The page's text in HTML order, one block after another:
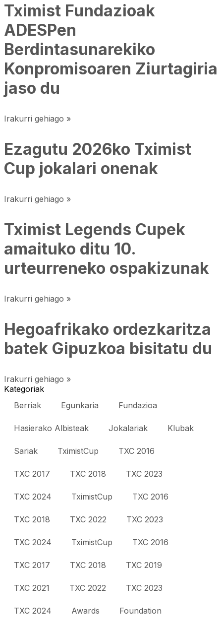
Tximist Fundazioak
ADESPen
Berdintasunarekiko
Konpromisoaren Ziurtagiria
jaso du
Irakurri gehiago »
Ezagutu 2026ko Tximist
Cup jokalari onenak
Irakurri gehiago »
Tximist Legends Cupek
amaituko ditu 10.
urteurreneko ospakizunak
Irakurri gehiago »
Hegoafrikako ordezkaritza
batek Gipuzkoa bisitatu du
Irakurri gehiago »
Kategoriak
Berriak
Egunkaria Fundazioa
Hasierako Albisteak Jokalariak Klubak
Sariak TximistCup TXC 2016
TXC 2017 TXC 2018 TXC 2023
TXC 2024 TximistCup TXC 2016
TXC 2018 TXC 2022 TXC 2023
TXC 2024 TximistCup TXC 2016
TXC 2017 TXC 2018 TXC 2019
TXC 2021 TXC 2022 TXC 2023
TXC 2024 Awards Foundation